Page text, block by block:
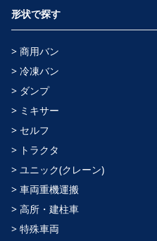
形状で探す
> 商用バン
> 冷凍バン
> ダンプ
> ミキサー
> セルフ
> トラクタ
> ユニック(クレーン)
> 車両重機運搬
> 高所・建柱車
> 特殊車両